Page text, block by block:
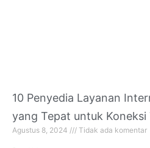
10 Penyedia Layanan
yang Tepat untuk Koneksi
Agustus 8, 2024 Tidak ada komentar